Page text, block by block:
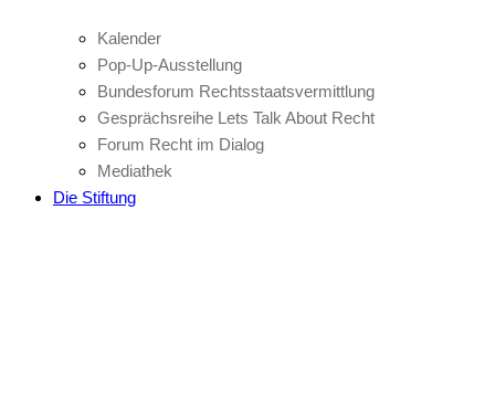
Kalender
Pop-Up-Ausstellung
Bundesforum Rechtsstaatsvermittlung
Gesprächsreihe Lets Talk About Recht
Forum Recht im Dialog
Mediathek
Die Stiftung